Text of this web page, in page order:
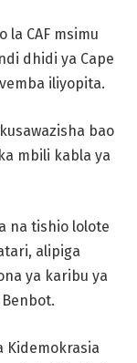
la CAF msimu
dhidi ya Cape
iliyopita.
bao
mbili kabla ya
na tishio lolote
alipiga
ya karibu ya
Kidemokrasia